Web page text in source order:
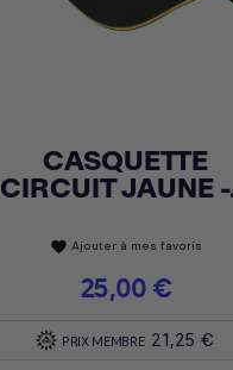
Achat express
CASQUETTE
CIRCUIT JAUNE -
favorite Ajouter à mes favoris
Prix
25,00 €
PRIX MEMBRE 21,25 €